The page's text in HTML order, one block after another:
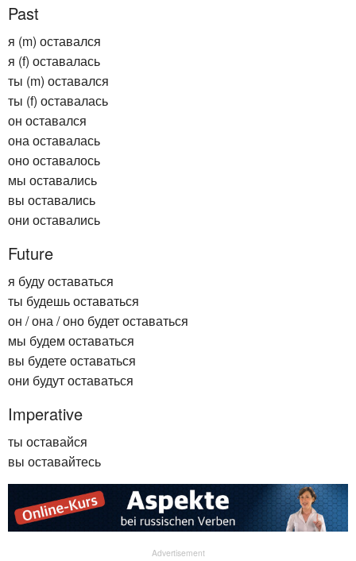
Past
я (m) оставался
я (f) оставалась
ты (m) оставался
ты (f) оставалась
он оставался
она оставалась
оно оставалось
мы оставались
вы оставались
они оставались
Future
я буду оставаться
ты будешь оставаться
он / она / оно будет оставаться
мы будем оставаться
вы будете оставаться
они будут оставаться
Imperative
ты оставайся
вы оставайтесь
Advertisement